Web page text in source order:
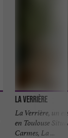
La Verrière
La Verrière, un
en Toulouse
Carmes, La ...